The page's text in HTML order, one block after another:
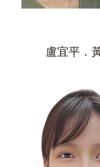
盧宜平．